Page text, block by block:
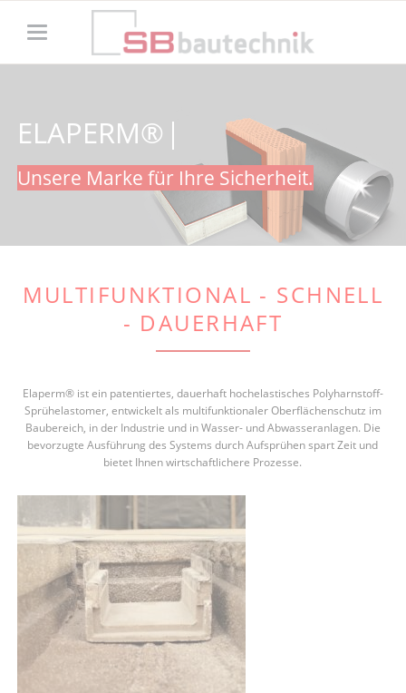
ELAPERM®
ELAPERM®
Unsere Marke für Ihre Sicherheit.
MULTIFUNKTIONAL - SCHNELL
- DAUERHAFT
Elaperm® ist ein patentiertes, dauerhaft hochelastisches Polyharnstoff-
Sprühelastomer, entwickelt als multifunktionaler Oberflächenschutz im
Baubereich, in der Industrie und in Wasser- und Abwasseranlagen. Die
bevorzugte Ausführung des Systems durch Aufsprühen spart Zeit und
bietet Ihnen wirtschaftlichere Prozesse.